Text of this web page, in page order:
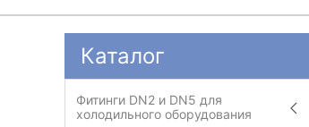
Каталог
Фитинги DN2 и DN5 для
холодильного оборудования